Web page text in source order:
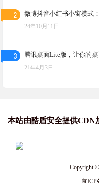
2 微博抖音小红书小窗模式
24年10月11日
3 腾讯桌面Lite版，让你的桌
21年4月3日
本站由酷盾安全提供CDN
Copyright
京ICP